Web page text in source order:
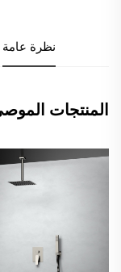
نظرة عامة
المنتجات